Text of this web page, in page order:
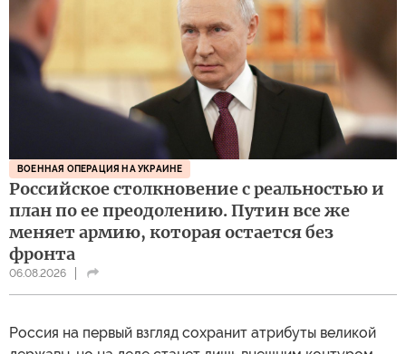
ВОЕННАЯ ОПЕРАЦИЯ НА УКРАИНЕ
Российское столкновение с реальностью и
план по ее преодолению. Путин все же
меняет армию, которая остается без
фронта
06.08.2026
Россия на первый взгляд сохранит атрибуты великой